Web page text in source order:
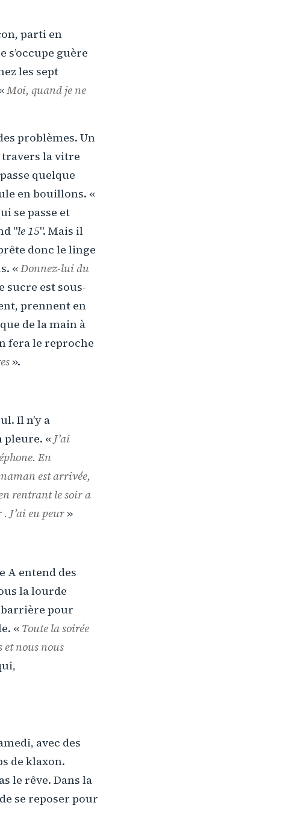
parti en
s’occupe guère
les sept
Moi, quand je ne
problèmes. Un
travers la vitre
quelque
en bouillons. «
se passe et
"le 15". Mais il
donc le linge
«Donnez-lui du
sucre est sous-
prennent en
de la main à
fera le reproche
».
Il n’y a
pleure. «J’ai
En
est arrivée,
rentrant le soir a
J’ai eu peur »
A entend des
la lourde
barrière pour
« Toute la soirée
et nous nous
avec des
de klaxon.
le rêve. Dans la
se reposer pour